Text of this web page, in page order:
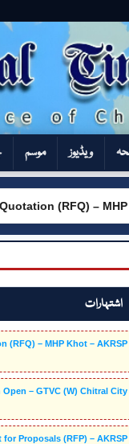
ویڈیوز موسم
(RFQ) – MHP Khot –
اشتہارات
(RFQ) – MHP Khot – AKRSP
– GTVC (W) Chitral City
for Proposals (RFP) – AKRSP